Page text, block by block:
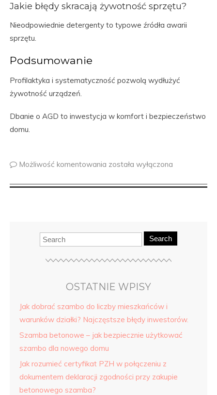
Jakie błędy skracają żywotność sprzętu?
Nieodpowiednie detergenty to typowe źródła awarii
sprzętu.
Podsumowanie
Profilaktyka i systematyczność pozwolą wydłużyć
żywotność urządzeń.
Dbanie o AGD to inwestycja w komfort i bezpieczeństwo
domu.
Możliwość komentowania została wyłączona
Search
OSTATNIE WPISY
Jak dobrać szambo do liczby mieszkańców i
warunków działki? Najczęstsze błędy inwestorów.
Szamba betonowe – jak bezpiecznie użytkować
szambo dla nowego domu
Jak rozumieć certyfikat PZH w połączeniu z
dokumentem deklaracji zgodności przy zakupie
betonowego szamba?